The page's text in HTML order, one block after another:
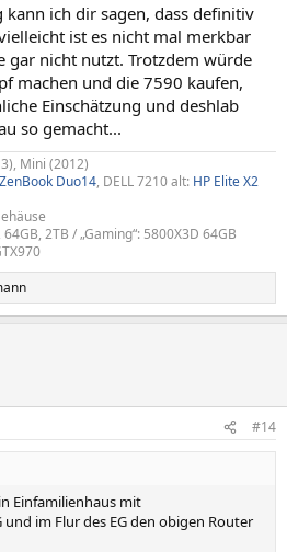
kann ich dir sagen, dass definitiv
ist es nicht mal merkbar
gar nicht nutzt. Trotzdem würde
machen und die 7590 kaufen,
Einschätzung und deshlab
so gemacht...
Mini (2012)
ZenBook Duo14, DELL 7210 alt: HP Elite X2
2TB / „Gaming“: 5800X3D 64GB
#14
Einfamilienhaus mit
und im Flur des EG den obigen Router